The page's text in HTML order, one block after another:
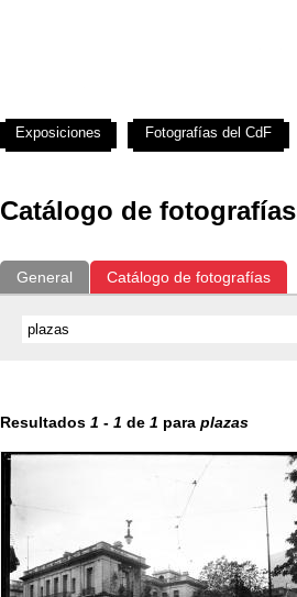
Catálogo de fotografías
General Catálogo de fotografías
Resultados 1 - 1 de 1 para plazas
Exposiciones Fotografías del CdF